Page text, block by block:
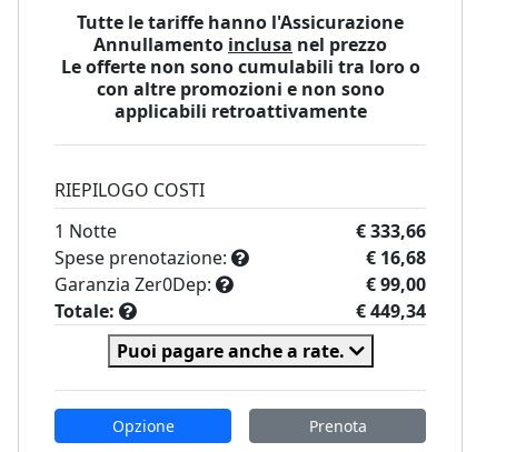
Tutte le tariffe hanno l'Assicurazione
Annullamento inclusa nel prezzo
Le offerte non sono cumulabili tra loro o
con altre promozioni e non sono
applicabili retroattivamente
RIEPILOGO COSTI
1 Notte
€ 333,66
Spese prenotazione:
€ 16,68
Garanzia Zer0Dep:
€ 99,00
Totale:
€ 449,34
Puoi pagare anche a rate.
Opzione Prenota